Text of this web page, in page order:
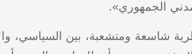
الجمهوري».
شاسعة ومتشعبة، بين السياسي،